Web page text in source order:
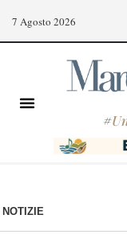
7 Agosto 2026
#
NOTIZIE